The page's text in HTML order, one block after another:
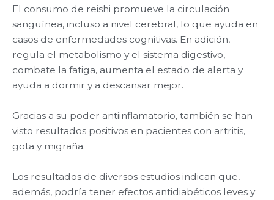
El consumo de reishi promueve la circulación
sanguínea, incluso a nivel cerebral, lo que ayuda en
casos de enfermedades cognitivas. En adición,
regula el metabolismo y el sistema digestivo,
combate la fatiga, aumenta el estado de alerta y
ayuda a dormir y a descansar mejor.
Gracias a su poder antiinflamatorio, también se han
visto resultados positivos en pacientes con artritis,
gota y migraña.
Los resultados de diversos estudios indican que,
además, podría tener efectos antidiabéticos leves y